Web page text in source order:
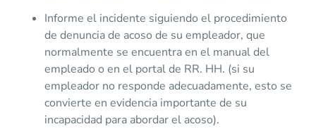
Informe el incidente siguiendo el procedimiento
de denuncia de acoso de su empleador, que
normalmente se encuentra en el manual del
empleado o en el portal de RR. HH. (si su
empleador no responde adecuadamente, esto se
convierte en evidencia importante de su
incapacidad para abordar el acoso).